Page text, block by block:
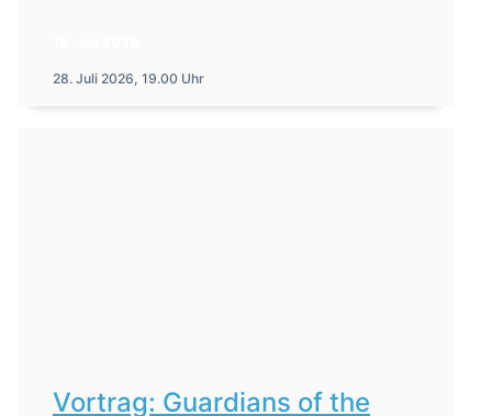
28. Juli 2026, 19.00 Uhr
Vortrag: Guardians of the